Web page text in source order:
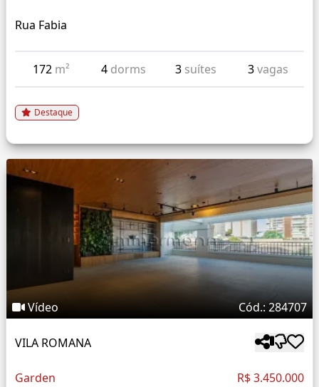
Rua Fabia
172 m² 4 dorms 3 suítes 3vagas
Destaque
Vídeo Cód.: 284707
VILA ROMANA
Garden R$ 3.450.000